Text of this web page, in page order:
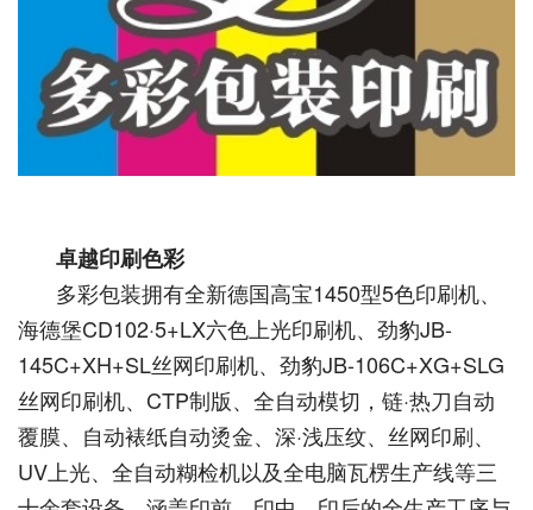
卓越印刷色彩
多彩包装拥有全新德国高宝1450型5色印刷机、
海德堡CD102·5+LX六色上光印刷机、劲豹JB-
145C+XH+SL丝网印刷机、劲豹JB-106C+XG+SLG
丝网印刷机、CTP制版、全自动模切，链·热刀自动
覆膜、自动裱纸自动烫金、深·浅压纹、丝网印刷、
UV上光、全自动糊检机以及全电脑瓦楞生产线等三